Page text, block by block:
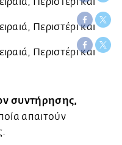
συντήρησης,
απαιτούν